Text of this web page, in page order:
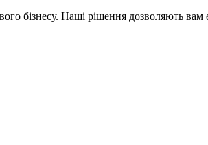
бізнесу. Наші рішення дозволяють